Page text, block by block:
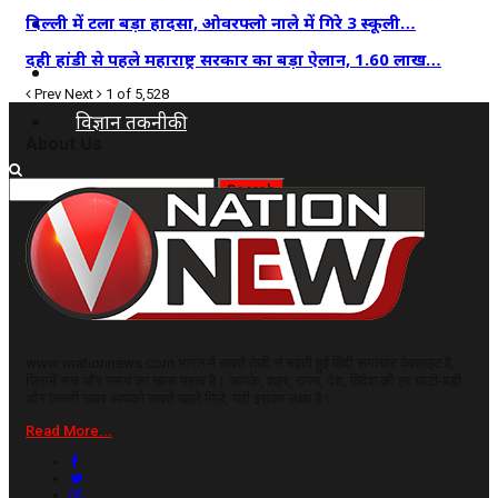
कृषि
धर्म
विज्ञान तकनीकी
दिल्ली में टला बड़ा हादसा, ओवरफ्लो नाले में गिरे 3 स्कूली…
दही हांडी से पहले महाराष्ट्र सरकार का बड़ा ऐलान, 1.60 लाख…
Prev Next 1 of 5,528
Read More...